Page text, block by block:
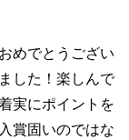
めでとうござい
した！楽しんで
実にポイントを
賞固いのではな